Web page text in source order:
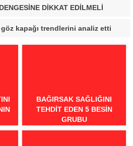
DİKKAT EDİLMELİ
kapağı trendlerini analiz etti
BAĞIRSAK SAĞLIĞINI
TEHDIT EDEN 5 BESIN
GRUBU